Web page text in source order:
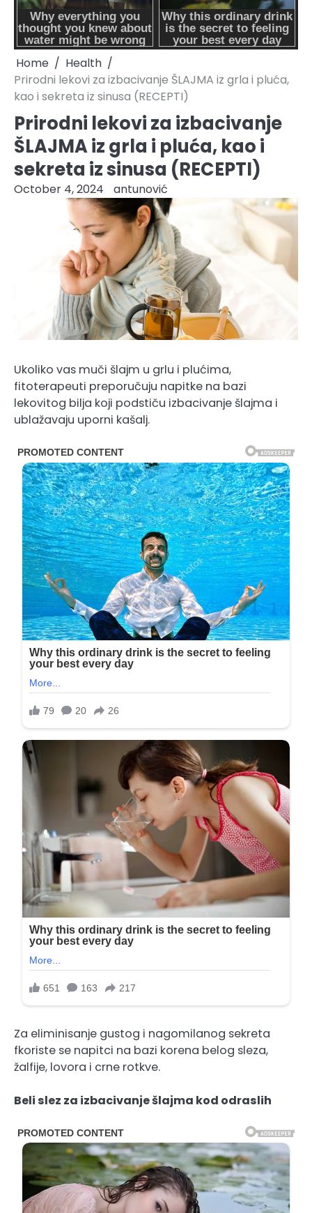
Home
Health
Prirodni lekovi za izbacivanje ŠLAJMA iz grla i pluća,
kao i sekreta iz sinusa (RECEPTI)
Prirodni lekovi za izbacivanje
ŠLAJMA iz grla i pluća, kao i
sekreta iz sinusa (RECEPTI)
October 4, 2024 antunović
Ukoliko vas muči šlajm u grlu i plućima,
fitoterapeuti preporučuju napitke na bazi
lekovitog bilja koji podstiču izbacivanje šlajma i
ublažavaju uporni kašalj.
Za eliminisanje gustog i nagomilanog sekreta
fkoriste se napitci na bazi korena belog sleza,
žalfije, lovora i crne rotkve.
Beli slez za izbacivanje šlajma kod odraslih